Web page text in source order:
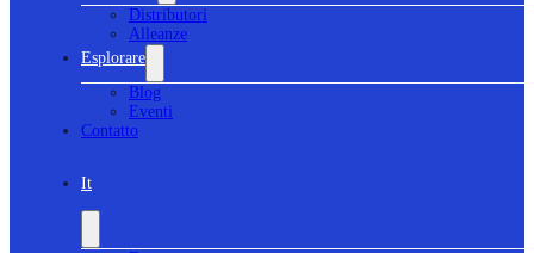
Distributori
Alleanze
Esplorare
Blog
Eventi
Contatto
It